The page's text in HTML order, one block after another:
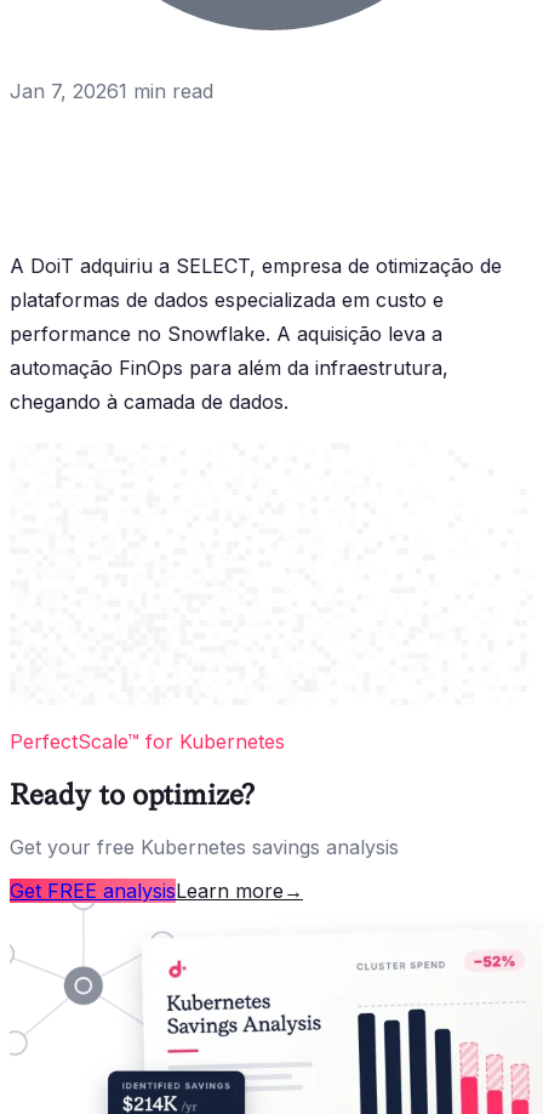
Jan 7, 20261 min read
A DoiT adquiriu a SELECT, empresa de otimização de
plataformas de dados especializada em custo e
performance no Snowflake. A aquisição leva a
automação FinOps para além da infraestrutura,
chegando à camada de dados.
PerfectScale™ for Kubernetes
Ready to optimize?
Get your free Kubernetes savings analysis
Get FREE analysisLearn more →